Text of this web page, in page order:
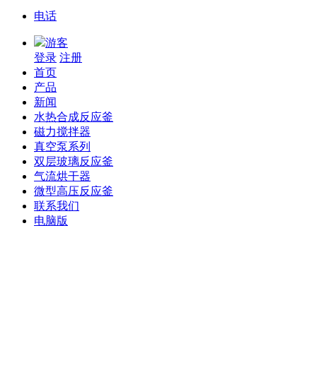
电话
游客
登录 注册
首页
产品
新闻
水热合成反应釜
磁力搅拌器
真空泵系列
双层玻璃反应釜
气流烘干器
微型高压反应釜
联系我们
电脑版